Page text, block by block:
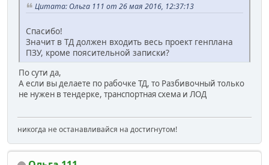
Цитата: Ольга 111 от 26 мая 2016, 12:37:13
Спасибо!
Значит в ТД должен входить весь проект генплана
ПЗУ, кроме поясительной записки?
По сути да,
А если вы делаете по рабочке ТД, то Разбивочный только
не нужен в тендерке, транспортная схема и ЛОД
никогда не останавливайся на достигнутом!